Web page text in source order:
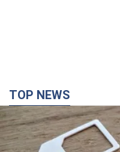
Мобільні
межі", але якість